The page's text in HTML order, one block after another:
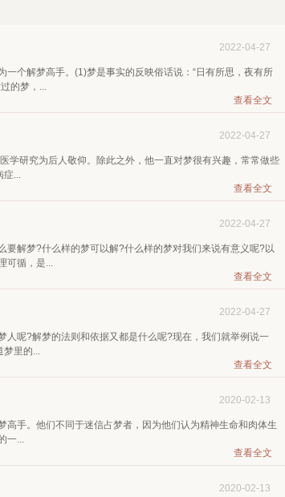
2022-04-27
个解梦高手。(1)梦是事实的反映俗话说：“日有所思，夜有所
的梦，...
查看全文
2022-04-27
学研究为后人敬仰。除此之外，他一直对梦很有兴趣，常常做些
症...
查看全文
2022-04-27
解梦?什么样的梦可以解?什么样的梦对我们来说有意义呢?以
可循，是...
查看全文
2022-04-27
呢?解梦的法则和依据又都是什么呢?现在，我们就举例说一
梦里的...
查看全文
2020-02-13
手。他们不同于迷信占梦者，因为他们认为精神生命和肉体生
一...
查看全文
2020-02-13